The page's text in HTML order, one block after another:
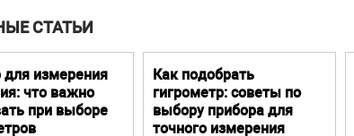
СТАТЬИ
для измерения
что важно
при выборе
Как подобрать
гигрометр: советы по
выбору прибора для
точного измерения